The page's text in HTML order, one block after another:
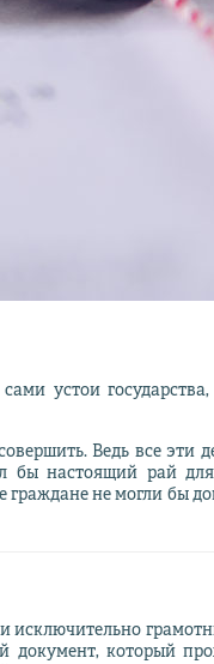
устои государства,
Ведь все эти
бы настоящий рай
не могли бы
исключительно
документ, который